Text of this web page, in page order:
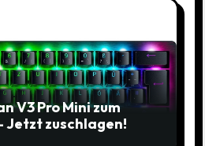
V3 Pro Mini zum
Jetzt zuschlagen!